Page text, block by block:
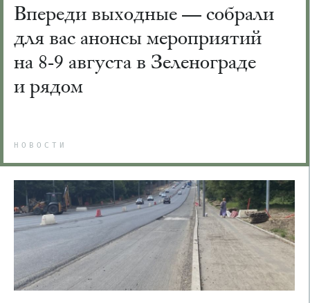
Впереди выходные — собрали
для вас анонсы мероприятий
на 8-9 августа в Зеленограде
и рядом
НОВОСТИ